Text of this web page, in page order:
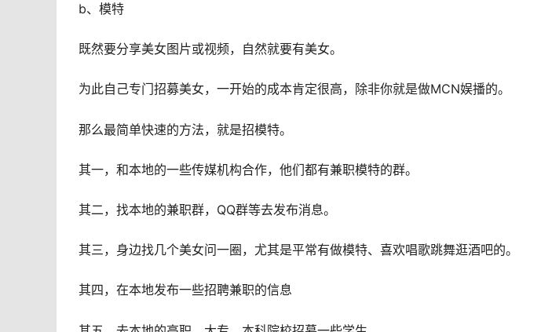
b、模特
既然要分享美女图片或视频，自然就要有美女。
为此自己专门招募美女，一开始的成本肯定很高，除非你就是做MCN娱播的。
那么最简单快速的方法，就是招模特。
其一，和本地的一些传媒机构合作，他们都有兼职模特的群。
其二，找本地的兼职群，QQ群等去发布消息。
其三，身边找几个美女问一圈，尤其是平常有做模特、喜欢唱歌跳舞逛酒吧的。
其四，在本地发布一些招聘兼职的信息